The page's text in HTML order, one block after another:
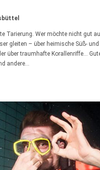
Tarierung. Wer möchte nicht gut
gleiten – über heimische Süß- und
über traumhafte Korallenriffe…
andere…